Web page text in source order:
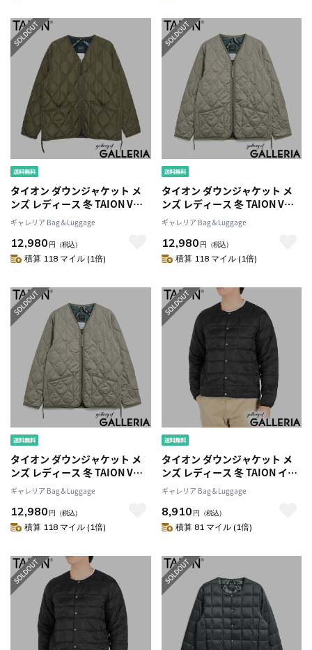
タイオン ダウンジャケット メ
ンズ レディース 冬 TAION Vネ
ック ダウン ブランド 暖かい 軽
量 軽い 収納袋付き ファスナー
アウター 洗濯 洗える MILITARY
LINE ミリタリー Vネックジップ
ギャレリア Bag＆Luggage
12,980 円 （税込）
積算 118 マイル (1倍)
タイオン ダウンジャケット メ
ンズ レディース 冬 TAION Vネ
ック ダウン ブランド 暖かい 軽
量 軽い 収納袋付き ファスナー
アウター 洗濯 洗える MILITARY
LINE ミリタリー Vネックジップ
ギャレリア Bag＆Luggage
12,980 円 （税込）
積算 118 マイル (1倍)
タイオン ダウンジャケット メ
ンズ レディース 冬 TAION Vネ
ック ダウン ブランド 暖かい 軽
量 軽い 収納袋付き ファスナー
アウター 洗濯 洗える MILITARY
LINE ミリタリー Vネックジップ
ギャレリア Bag＆Luggage
12,980 円 （税込）
積算 118 マイル (1倍)
タイオン ダウンジャケット メ
ンズ レディース 冬 TAION イン
ナーダウン ダウン ブランド 暖
かい 軽量 軽い 収納袋付き アウ
ター 洗える BASIC LINE ベーシ
ック クルーネックボタン イン
ギャレリア Bag＆Luggage
8,910 円 （税込）
積算 81 マイル (1倍)